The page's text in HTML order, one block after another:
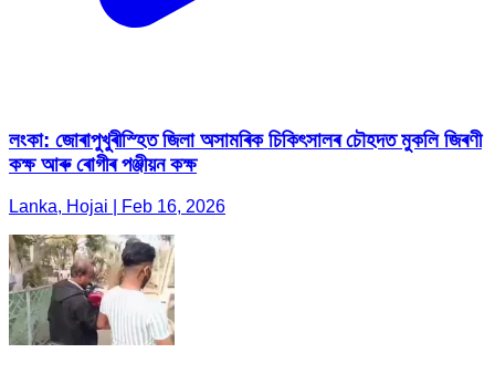
লংকা: জোৰাপুখুৰীস্হিত জিলা অসামৰিক চিকিৎসালৰ চৌহদত মুকলি জিৰণী
কক্ষ আৰু ৰোগীৰ পঞ্জীয়ন কক্ষ
Lanka, Hojai | Feb 16, 2026